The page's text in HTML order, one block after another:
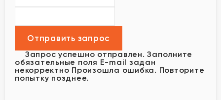
Запрос успешно отправлен. Заполните
обязательные поля E-mail задан
некорректно Произошла ошибка. Повторите
попытку позднее.